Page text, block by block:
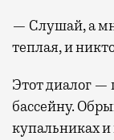
— Слушай, а
теплая, и
Этот диалог —
бассейну.
купальниках